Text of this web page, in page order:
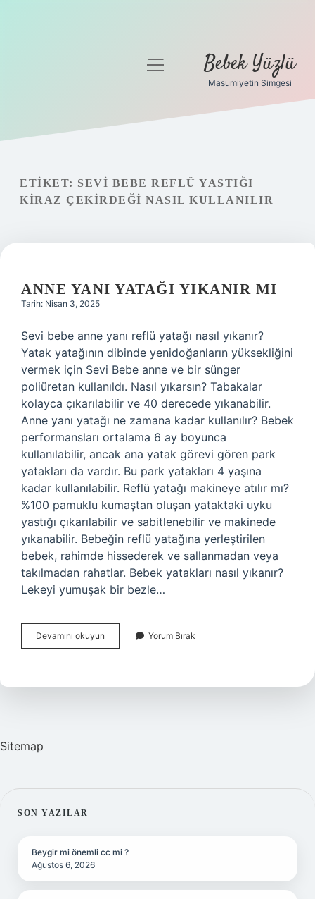
Gizlilik Politikası
menüyü
Bebek Yüzlü
Masumiyetin Simgesi
ETIKET: SEVI BEBE REFLÜ YASTIĞI
KIRAZ ÇEKIRDEĞI NASIL KULLANILIR
ANNE YANI YATAĞI YIKANIR MI
Tarih: Nisan 3, 2025
Sevi bebe anne yanı reflü yatağı nasıl yıkanır?
Yatak yatağının dibinde yenidoğanların yüksekliğini
vermek için Sevi Bebe anne ve bir sünger
poliüretan kullanıldı. Nasıl yıkarsın? Tabakalar
kolayca çıkarılabilir ve 40 derecede yıkanabilir.
Anne yanı yatağı ne zamana kadar kullanılır? Bebek
performansları ortalama 6 ay boyunca
kullanılabilir, ancak ana yatak görevi gören park
yatakları da vardır. Bu park yatakları 4 yaşına
kadar kullanılabilir. Reflü yatağı makineye atılır mı?
%100 pamuklu kumaştan oluşan yataktaki uyku
yastığı çıkarılabilir ve sabitlenebilir ve makinede
yıkanabilir. Bebeğin reflü yatağına yerleştirilen
bebek, rahimde hissederek ve sallanmadan veya
takılmadan rahatlar. Bebek yatakları nasıl yıkanır?
Lekeyi yumuşak bir bezle…
Devamını okuyun
Yanı
Mı
Yorum Bırak
Sitemap
SIDEBAR
SON YAZILAR
Beygir mi önemli cc mi ?
Ağustos 6, 2026